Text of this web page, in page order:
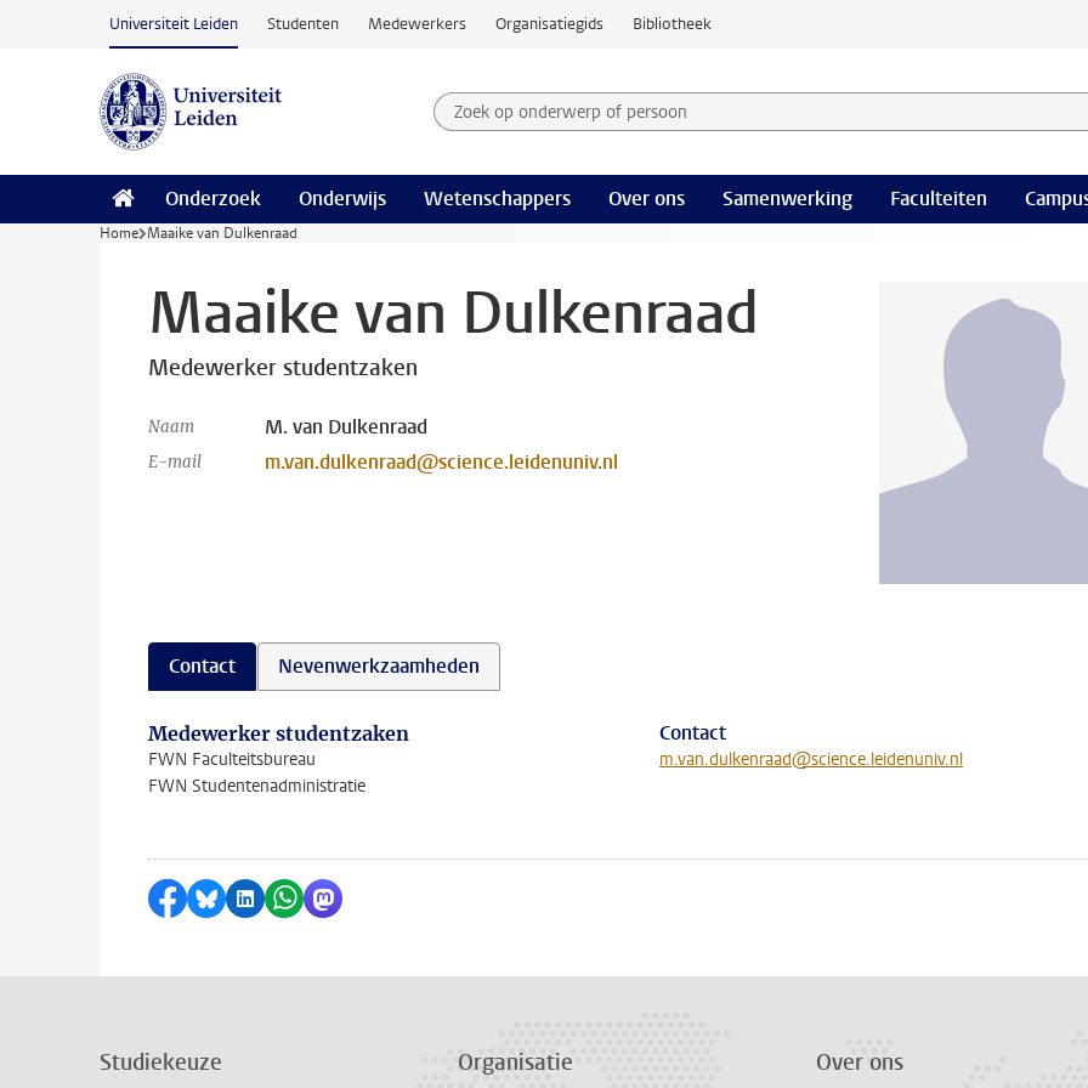
Ga naar hoofdinhoud
Universiteit Leiden Studenten Medewerkers Organisatiegids Bibliotheek
Zoek op onderwerp of persoon en selecteer categorie
Zoekterm
Onderzoek Onderwijs Wetenschappers Over ons Samenwerking Faculteiten
Home Maaike van Dulkenraad
Maaike van Dulkenraad
Medewerker studentzaken
Naam M. van Dulkenraad
E-mail m.van.dulkenraad@science.leidenuniv.nl
Contact Nevenwerkzaamheden
Medewerker studentzaken
FWN Faculteitsbureau
FWN Studentenadministratie
Contact
m.van.dulkenraad@science.leidenuniv.nl
Delen op Facebook
Delen via Bluesky
Delen op LinkedIn
Delen via WhatsApp
Delen via Mastodon
Studiekeuze Organisatie Over ons